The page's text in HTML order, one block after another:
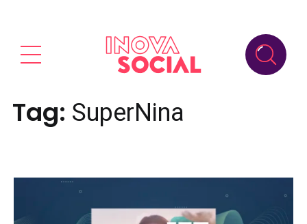
Tag: SuperNina